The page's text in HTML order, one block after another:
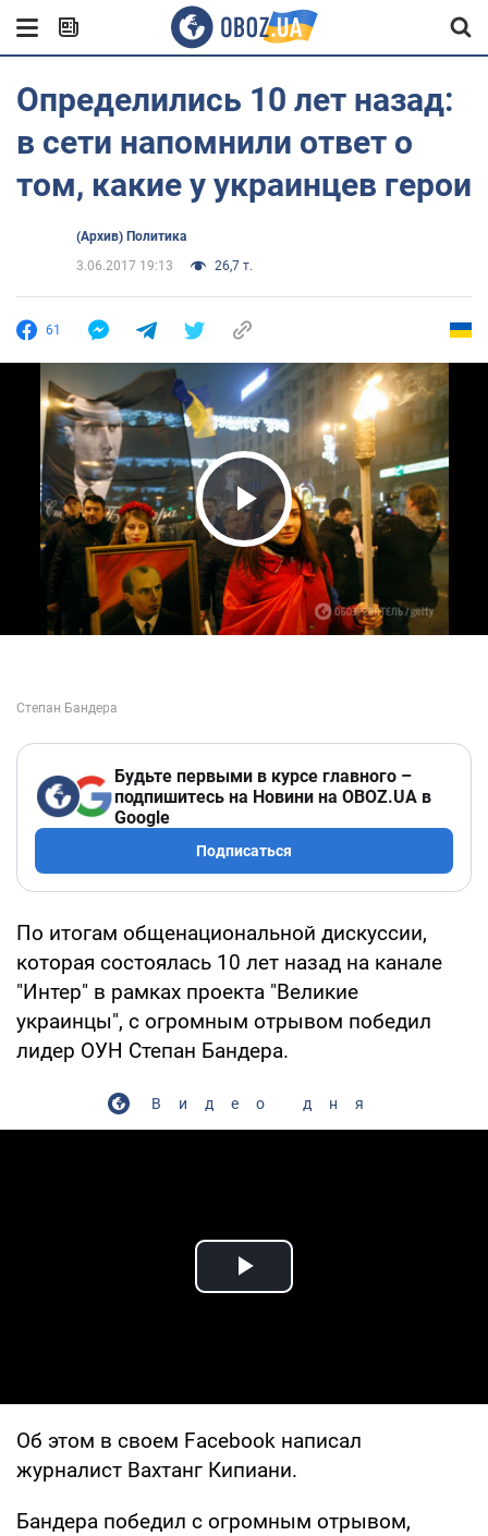
Определились 10 лет назад:
в сети напомнили ответ о
том, какие у украинцев герои
(Архив) Политика
3.06.2017 19:13
26,7 т.
61
Play Video
Будьте первыми в курсе главного –
подпишитесь на Новини на OBOZ.UA в
Google
Подписаться
По итогам общенациональной дискуссии,
которая состоялась 10 лет назад на канале
"Интер" в рамках проекта "Великие
украинцы", с огромным отрывом победил
лидер ОУН Степан Бандера.
Видео дня
Play Video
Об этом в своем Facebook написал
журналист Вахтанг Кипиани.
Бандера победил с огромным отрывом,